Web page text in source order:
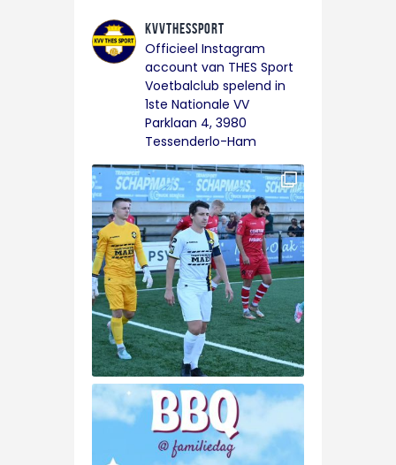
kvvthessport
Officieel Instagram
account van THES Sport
Voetbalclub spelend in
1ste Nationale VV
Parklaan 4, 3980
Tessenderlo-Ham